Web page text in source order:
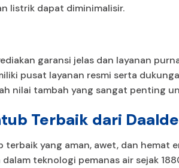
listrik dapat diminimalisir.
garansi jelas dan layanan
pusat layanan resmi serta
nilai tambah yang sangat penting
Terbaik dari
yang aman, awet, dan hemat
teknologi pemanas air sejak